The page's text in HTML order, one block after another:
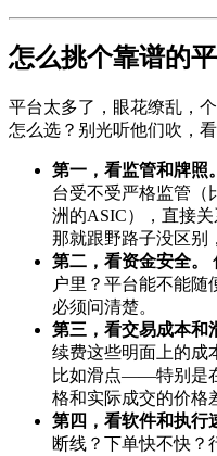
怎么挑个靠谱的
平台太多了，眼花缭乱，
怎么选？别光听他们吹，看
第一，看监管和牌照。
台受不受严格监管（
洲的ASIC），直接
那就跟野路子没区别
第二，看资金安全。
户里？平台能不能随
必须问清楚。
第三，看交易成本和
续费这些明面上的成
比如滑点——特别是
格和实际成交的价格
第四，看软件和执行
断线？下单快不快？